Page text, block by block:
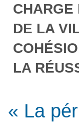
CHARGE
DE LA
LA
« La